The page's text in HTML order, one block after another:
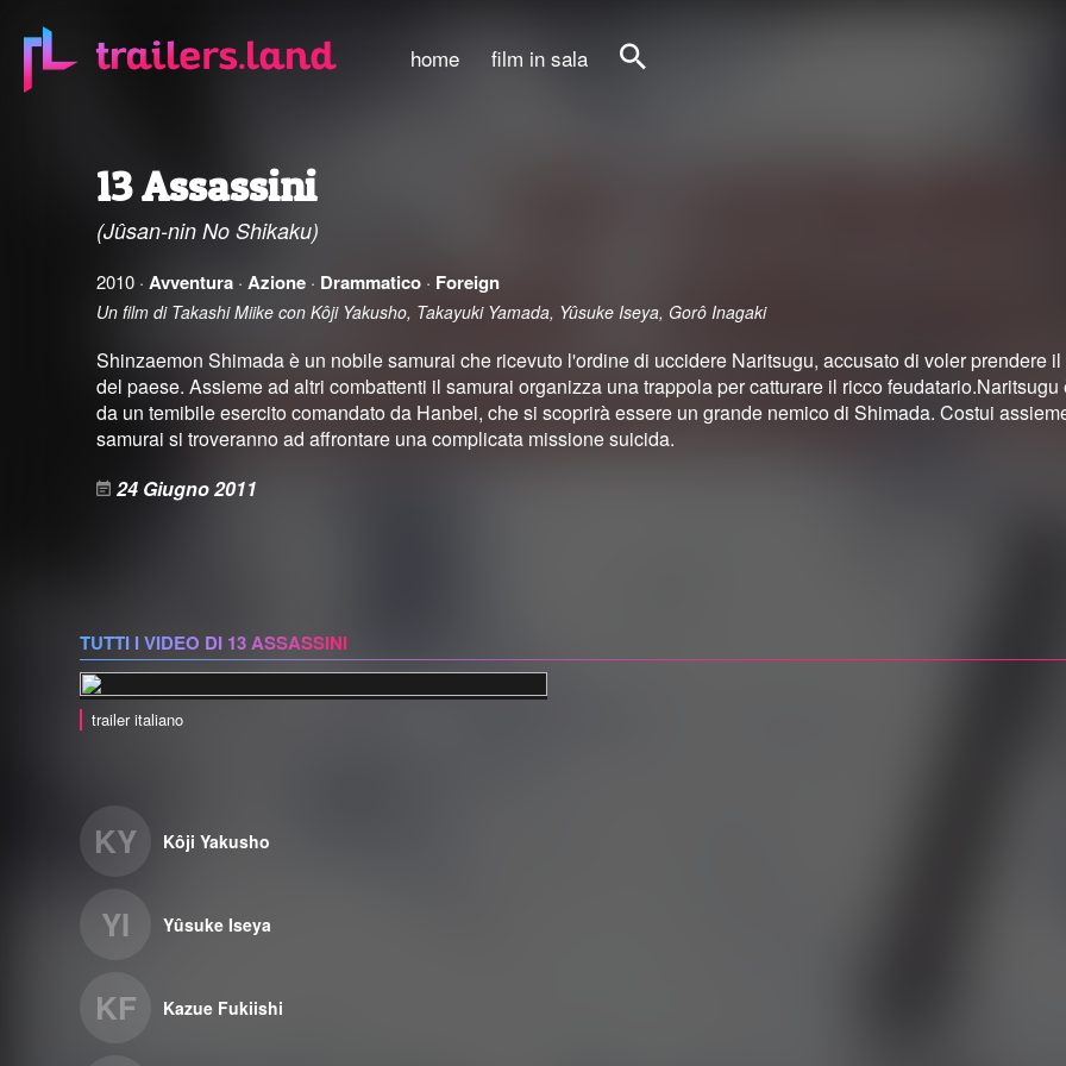
home film in sala
13 Assassini
(Jûsan-nin No Shikaku)
2010 · Avventura· Azione· Drammatico· Foreign
Un film di Takashi Miike con Kôji Yakusho, Takayuki Yamada, Yûsuke Iseya, Gorô Inagaki
Shinzaemon Shimada è un nobile samurai che ricevuto l'ordine di uccidere Naritsugu, accusato di voler prendere il
del paese. Assieme ad altri combattenti il samurai organizza una trappola per catturare il ricco feudatario.Naritsugu
da un temibile esercito comandato da Hanbei, che si scoprirà essere un grande nemico di Shimada. Costui
samurai si troveranno ad affrontare una complicata missione suicida.
24 Giugno 2011
TUTTI I VIDEO DI 13 ASSASSINI
trailer italiano
KY Kôji Yakusho
YI Yûsuke Iseya
KF Kazue Fukiishi